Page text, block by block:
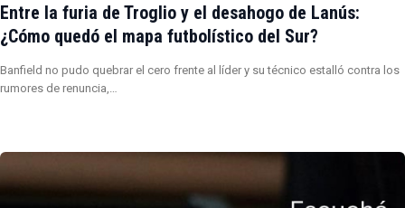
Entre la furia de Troglio y el desahogo de Lanús:
¿Cómo quedó el mapa futbolístico del Sur?
Banfield no pudo quebrar el cero frente al líder y su técnico estalló contra los
rumores de renuncia,…